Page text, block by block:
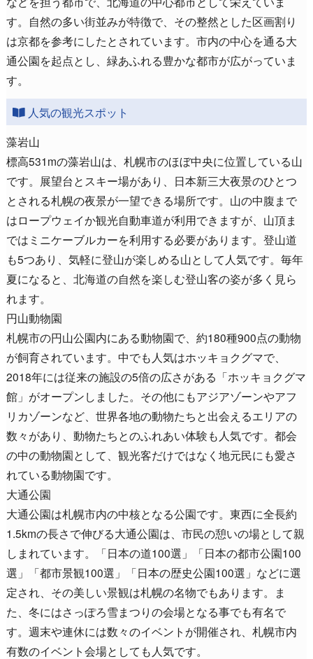
す。自然の多い街並みが特徴で、その整然とした区画割り
は京都を参考にしたとされています。市内の中心を通る大
通公園を起点とし、緑あふれる豊かな都市が広がっていま
す。
人気の観光スポット
藻岩山
標高531mの藻岩山は、札幌市のほぼ中央に位置している山
です。展望台とスキー場があり、日本新三大夜景のひとつ
とされる札幌の夜景が一望できる場所です。山の中腹まで
はロープウェイか観光自動車道が利用できますが、山頂ま
ではミニケーブルカーを利用する必要があります。登山道
も5つあり、気軽に登山が楽しめる山として人気です。毎年
夏になると、北海道の自然を楽しむ登山客の姿が多く見ら
れます。
円山動物園
札幌市の円山公園内にある動物園で、約180種900点の動物
が飼育されています。中でも人気はホッキョクグマで、
2018年には従来の施設の5倍の広さがある「ホッキョクグマ
館」がオープンしました。その他にもアジアゾーンやアフ
リカゾーンなど、世界各地の動物たちと出会えるエリアの
数々があり、動物たちとのふれあい体験も人気です。都会
の中の動物園として、観光客だけではなく地元民にも愛さ
れている動物園です。
大通公園
大通公園は札幌市内の中核となる公園です。東西に全長約
1.5kmの長さで伸びる大通公園は、市民の憩いの場として親
しまれています。「日本の道100選」「日本の都市公園100
選」「都市景観100選」「日本の歴史公園100選」などに選
定され、その美しい景観は札幌の名物でもあります。ま
た、冬にはさっぽろ雪まつりの会場となる事でも有名で
す。週末や連休には数々のイベントが開催され、札幌市内
有数のイベント会場としても人気です。